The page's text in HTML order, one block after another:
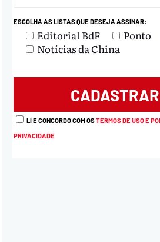
ESCOLHA AS LISTAS QUE DESEJA ASSINAR:
Editorial BdF
Ponto
Notícias da China
LI E CONCORDO COM OSTERMOS DE USO E
PRIVACIDADE